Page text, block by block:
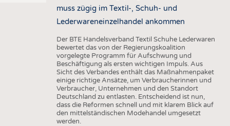
muss zügig im Textil-, Schuh- und
Lederwareneinzelhandel ankommen
Der BTE Handelsverband Textil Schuhe Lederwaren
bewertet das von der Regierungskoalition
vorgelegte Programm für Aufschwung und
Beschäftigung als ersten wichtigen Impuls. Aus
Sicht des Verbandes enthält das Maßnahmenpaket
einige richtige Ansätze, um Verbraucherinnen und
Verbraucher, Unternehmen und den Standort
Deutschland zu entlasten. Entscheidend ist nun,
dass die Reformen schnell und mit klarem Blick auf
den mittelständischen Modehandel umgesetzt
werden.